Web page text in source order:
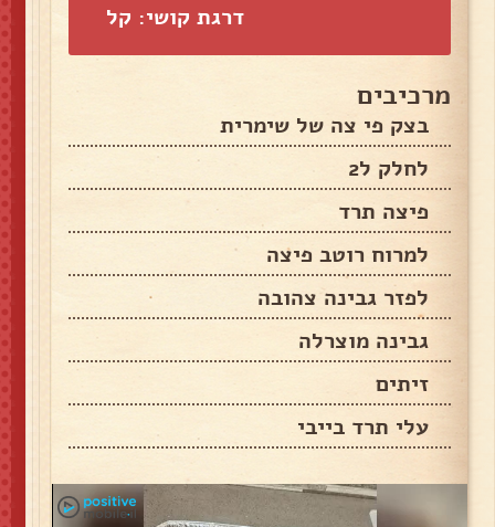
דרגת קושי: קל
מרכיבים
בצק פי צה של שימרית
לחלק ל2
פיצה תרד
למרוח רוטב פיצה
לפזר גבינה צהובה
גבינה מוצרלה
זיתים
עלי תרד בייבי